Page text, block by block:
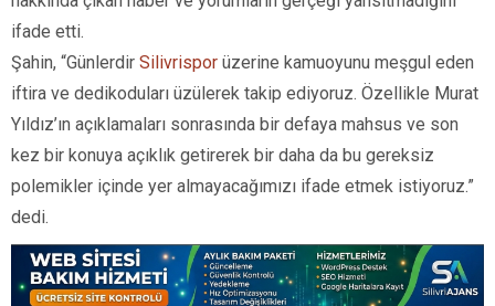
ifade etti.
Şahin, “Günlerdir Silivrispor üzerine kamuoyunu meşgul eden
iftira ve dedikoduları üzülerek takip ediyoruz. Özellikle Murat
Yıldız’ın açıklamaları sonrasında bir defaya mahsus ve son
kez bir konuya açıklık getirerek bir daha da bu gereksiz
polemikler içinde yer almayacağımızı ifade etmek istiyoruz.”
dedi.